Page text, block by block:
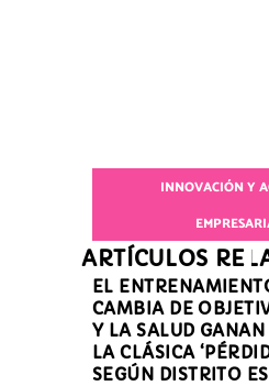
ARTÍCULOS
INNOVACIÓN Y
EL
CAMBIA DE
Y LA SALUD
LA CLÁSICA
SEGÚN DISTRITO